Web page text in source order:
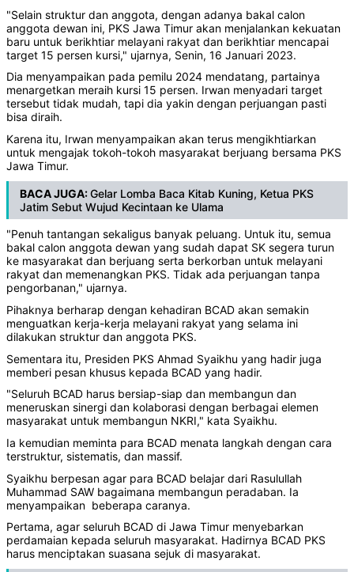
"Selain struktur dan anggota, dengan adanya bakal calon
anggota dewan ini, PKS Jawa Timur akan menjalankan kekuatan
baru untuk berikhtiar melayani rakyat dan berikhtiar mencapai
target 15 persen kursi," ujarnya, Senin, 16 Januari 2023.
Dia menyampaikan pada pemilu 2024 mendatang, partainya
menargetkan meraih kursi 15 persen. Irwan menyadari target
tersebut tidak mudah, tapi dia yakin dengan perjuangan pasti
bisa diraih.
Karena itu, Irwan menyampaikan akan terus mengikhtiarkan
untuk mengajak tokoh-tokoh masyarakat berjuang bersama PKS
Jawa Timur.
BACA JUGA:Gelar Lomba Baca Kitab Kuning, Ketua PKS
Jatim Sebut Wujud Kecintaan ke Ulama
"Penuh tantangan sekaligus banyak peluang. Untuk itu, semua
bakal calon anggota dewan yang sudah dapat SK segera turun
ke masyarakat dan berjuang serta berkorban untuk melayani
rakyat dan memenangkan PKS. Tidak ada perjuangan tanpa
pengorbanan," ujarnya.
Pihaknya berharap dengan kehadiran BCAD akan semakin
menguatkan kerja-kerja melayani rakyat yang selama ini
dilakukan struktur dan anggota PKS.
Sementara itu, Presiden PKS Ahmad Syaikhu yang hadir juga
memberi pesan khusus kepada BCAD yang hadir.
"Seluruh BCAD harus bersiap-siap dan membangun dan
meneruskan sinergi dan kolaborasi dengan berbagai elemen
masyarakat untuk membangun NKRI," kata Syaikhu.
Ia kemudian meminta para BCAD menata langkah dengan cara
terstruktur, sistematis, dan massif.
Syaikhu berpesan agar para BCAD belajar dari Rasulullah
Muhammad SAW bagaimana membangun peradaban. Ia
menyampaikan beberapa caranya.
Pertama, agar seluruh BCAD di Jawa Timur menyebarkan
perdamaian kepada seluruh masyarakat. Hadirnya BCAD PKS
harus menciptakan suasana sejuk di masyarakat.